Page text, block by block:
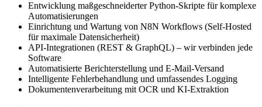
Entwicklung maßgeschneiderter Python-Skripte für komplexe
Automatisierungen
Einrichtung und Wartung von N8N Workflows (Self-Hosted
für maximale Datensicherheit)
API-Integrationen (REST & GraphQL) – wir verbinden jede
Software
Automatisierte Berichterstellung und E-Mail-Versand
Intelligente Fehlerbehandlung und umfassendes Logging
Dokumentenverarbeitung mit OCR und KI-Extraktion